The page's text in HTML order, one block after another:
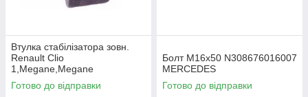
Втулка стабiлізатора зовн.
Renault Clio
1,Megane,Megane
Classic,Megane Scenic,R19
60643 3RG
Готово до відправки
Болт M16x50 N308676016007
MERCEDES
Готово до відправки